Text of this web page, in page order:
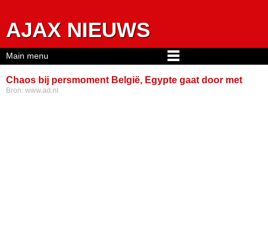
AJAX NIEUWS
Chaos bij persmoment België, Egypte gaat door met
Bron: www.ad.nl
Main menu